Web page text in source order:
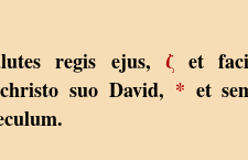
regis ejus, ζet
suo David, * et